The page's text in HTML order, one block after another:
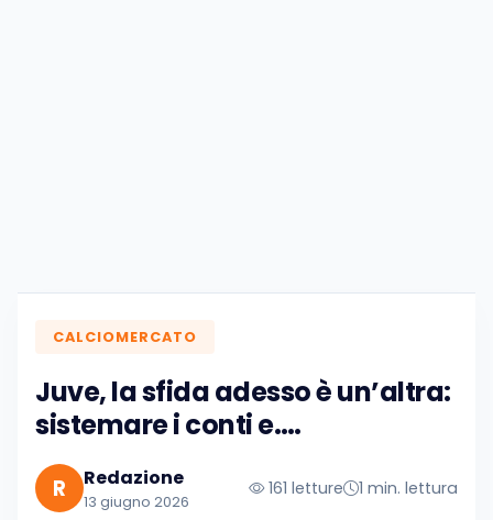
CALCIOMERCATO
Juve, la sfida adesso è un’altra:
sistemare i conti e….
R Redazione
13 giugno 2026
161 letture 1 min. lettura